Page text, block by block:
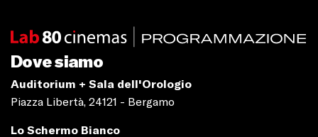
Dove siamo
Auditorium + Sala dell'Orologio
Piazza Libertà, 24121 - Bergamo
Lo Schermo Bianco